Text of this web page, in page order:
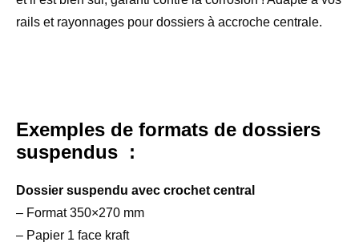
rails et rayonnages pour dossiers à accroche centrale.
Exemples de formats de dossiers
suspendus :
Dossier suspendu avec crochet central
– Format 350×270 mm
– Papier 1 face kraft